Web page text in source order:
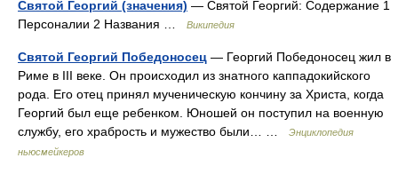
Святой Георгий (значения) — Святой Георгий: Содержание 1
Персоналии 2 Названия …
Википедия
Святой Георгий Победоносец — Георгий Победоносец жил в
Риме в III веке. Он происходил из знатного каппадокийского
рода. Его отец принял мученическую кончину за Христа, когда
Георгий был еще ребенком. Юношей он поступил на военную
службу, его храбрость и мужество были… …
Энциклопедия
ньюсмейкеров